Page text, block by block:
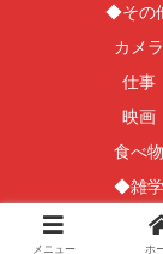
◆その
カメラ
仕事
映画
食べ物
◆雑学
© 2019
メニュー ホ